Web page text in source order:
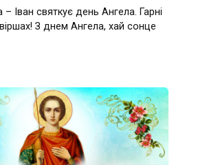
Іван святкує день Ангела. Гарні
З днем Ангела, хай сонце